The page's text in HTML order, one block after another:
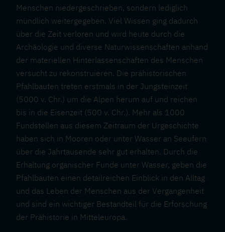
Menschen niedergeschrieben, sondern lediglich
mündlich weitergegeben. Viel Wissen ging dadurch
über die Zeit verloren und wird heute durch die
Archäologie und diverse Naturwissenschaften anhand
der materiellen Hinterlassenschaften des Menschen
versucht zu rekonstruieren. Die prähistorischen
Pfahlbauten treten erstmals in der Jungsteinzeit
(5000 v. Chr.) um die Alpen herum auf und reichen
bis in die Eisenzeit (500 v. Chr.). Mehr als 1000
Fundstellen aus diesem Zeitraum der Urgeschichte
haben sich in Mooren oder unter Wasser an Seeufern
über die Jahrtausende sehr gut erhalten. Durch die
Erhaltung organischer Funde unter Wasser, geben die
Pfahlbauten einen detailreichen Einblick in den Alltag
und das Leben der Menschen aus der Vergangenheit
und sind ein wichtiger Bestandteil für die Erforschung
der Prähistorie in Mitteleuropa.